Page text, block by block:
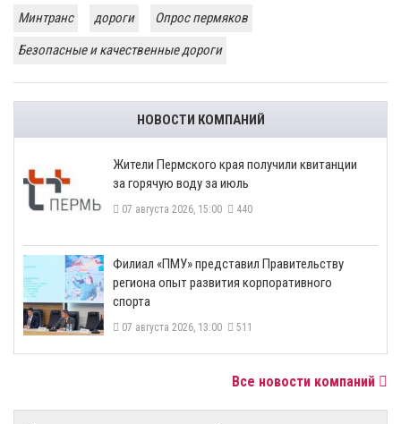
Минтранс
дороги
Опрос пермяков
Безопасные и качественные дороги
НОВОСТИ КОМПАНИЙ
​Жители Пермского края получили квитанции
за горячую воду за июль
07 августа 2026, 15:00 440
​Филиал «ПМУ» представил Правительству
региона опыт развития корпоративного
спорта
07 августа 2026, 13:00 511
Все новости компаний